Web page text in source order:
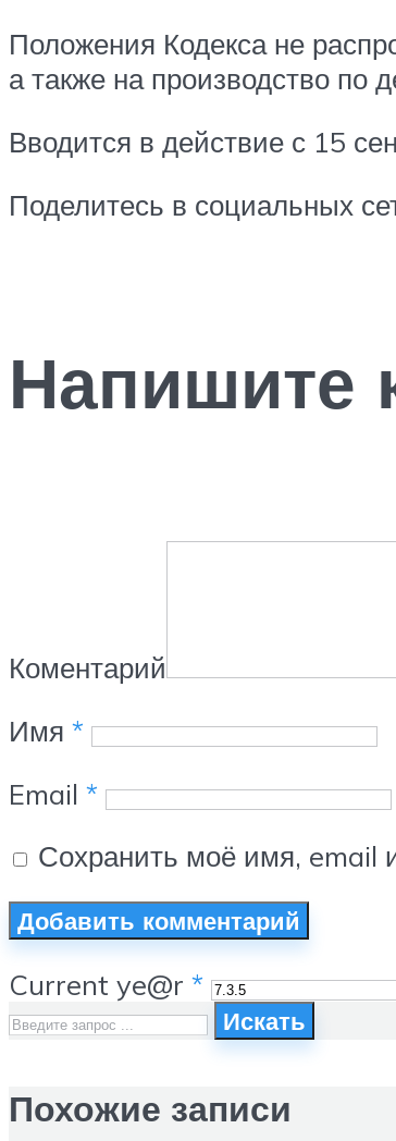
Положения Кодекса не
а также на производство
Вводится в действие с 15
Поделитесь в социальных
Напишите
Коментарий
Имя *
Email *
Сохранить моё имя, email
Current ye@r *
Искать
Похожие записи